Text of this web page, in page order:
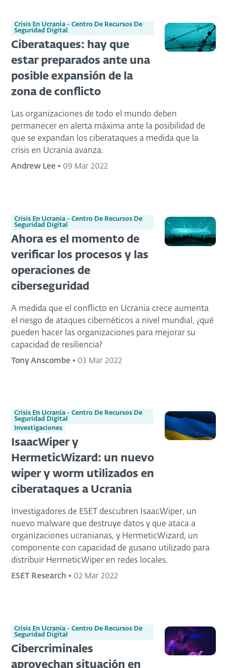
Crisis En Ucrania - Centro De Recursos De
Seguridad Digital
Ciberataques: hay que
estar preparados ante una
posible expansión de la
zona de conflicto
Las organizaciones de todo el mundo deben
permanecer en alerta máxima ante la posibilidad de
que se expandan los ciberataques a medida que la
crisis en Ucrania avanza.
Andrew Lee • 09 Mar 2022
Crisis En Ucrania - Centro De Recursos De
Seguridad Digital
Ahora es el momento de
verificar los procesos y las
operaciones de
ciberseguridad
A medida que el conflicto en Ucrania crece aumenta
el riesgo de ataques cibernéticos a nivel mundial, ¿qué
pueden hacer las organizaciones para mejorar su
capacidad de resiliencia?
Tony Anscombe • 03 Mar 2022
Crisis En Ucrania - Centro De Recursos De
Seguridad Digital
Investigaciones
IsaacWiper y
HermeticWizard: un nuevo
wiper y worm utilizados en
ciberataques a Ucrania
Investigadores de ESET descubren IsaacWiper, un
nuevo malware que destruye datos y que ataca a
organizaciones ucranianas, y HermeticWizard, un
componente con capacidad de gusano utilizado para
distribuir HermeticWiper en redes locales.
ESET Research • 02 Mar 2022
Crisis En Ucrania - Centro De Recursos De
Seguridad Digital
Cibercriminales
aprovechan situación en